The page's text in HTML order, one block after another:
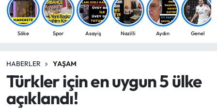
Söke Spor Asayiş Nazilli Aydın Genel
HABERLER YAŞAM
Türkler için en uygun 5 ülke
açıklandı!
ÇEVRE
EĞİTİM
EKONOMİ
Aydin Namaz Vakitleri
Süper Lig Puan Durumu ve Fikstür
Tüm Manşetler